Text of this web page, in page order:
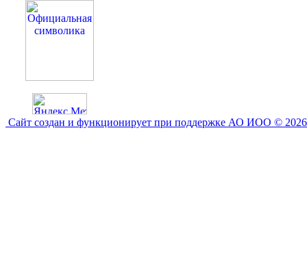
Сайт создан и функционирует при поддержке АО ИОО © 2026